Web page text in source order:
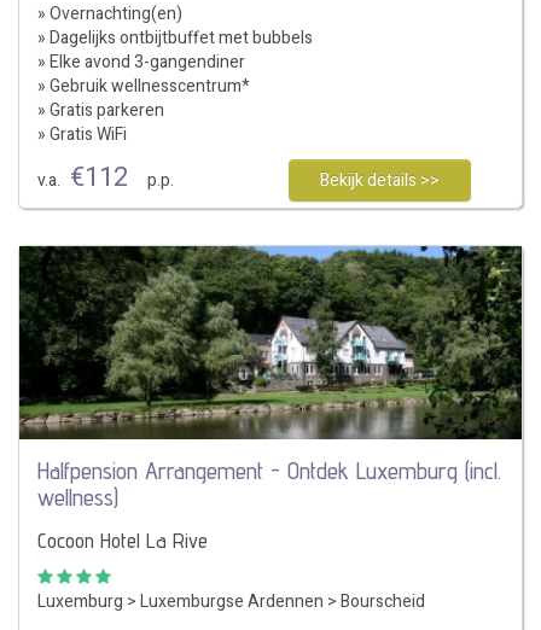
» Overnachting(en)
» Dagelijks ontbijtbuffet met bubbels
» Elke avond 3-gangendiner
» Gebruik wellnesscentrum*
» Gratis parkeren
» Gratis WiFi
v.a. €112 p.p. Bekijk details >>
Halfpension Arrangement - Ontdek Luxemburg (incl.
wellness)
Cocoon Hotel La Rive
Luxemburg >Luxemburgse Ardennen >Bourscheid